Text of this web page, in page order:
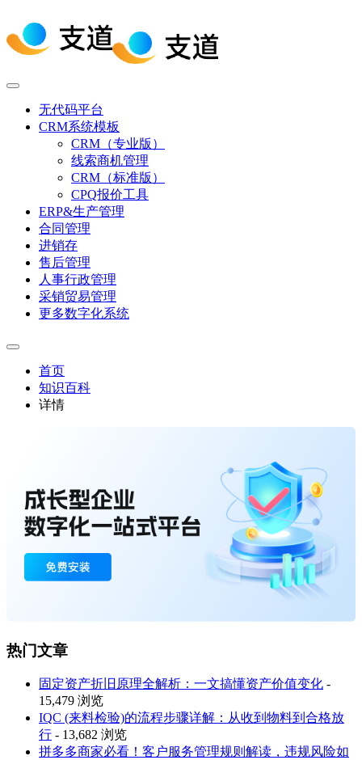
无代码平台
CRM系统模板
CRM（专业版）
线索商机管理
CRM（标准版）
CPQ报价工具
ERP&生产管理
合同管理
进销存
售后管理
人事行政管理
采销贸易管理
更多数字化系统
首页
知识百科
详情
热门文章
固定资产折旧原理全解析：一文搞懂资产价值变化 -
15,479 浏览
IQC (来料检验)的流程步骤详解：从收到物料到合格放
行 - 13,682 浏览
拼多多商家必看！客户服务管理规则解读，违规风险如